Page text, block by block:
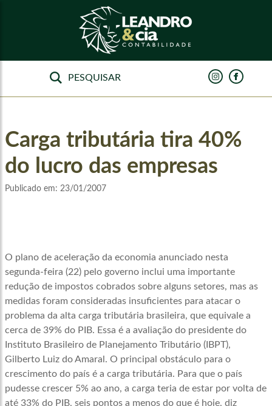
Carga tributária tira 40%
do lucro das empresas
Publicado em: 23/01/2007
O plano de aceleração da economia anunciado nesta
segunda-feira (22) pelo governo inclui uma importante
redução de impostos cobrados sobre alguns setores, mas as
medidas foram consideradas insuficientes para atacar o
problema da alta carga tributária brasileira, que equivale a
cerca de 39% do PIB. Essa é a avaliação do presidente do
Instituto Brasileiro de Planejamento Tributário (IBPT),
Gilberto Luiz do Amaral. O principal obstáculo para o
crescimento do país é a carga tributária. Para que o país
pudesse crescer 5% ao ano, a carga teria de estar por volta de
até 33% do PIB, seis pontos a menos do que é hoje, diz